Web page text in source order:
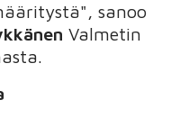
sanoo
Valmetin